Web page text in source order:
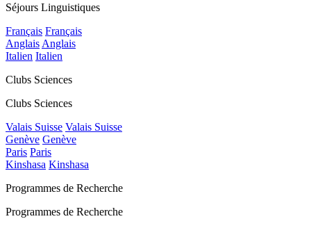
Séjours Linguistiques
Français Français
Anglais Anglais
Italien Italien
Clubs Sciences
Clubs Sciences
Valais Suisse Valais Suisse
Genève Genève
Paris Paris
Kinshasa Kinshasa
Programmes de Recherche
Programmes de Recherche